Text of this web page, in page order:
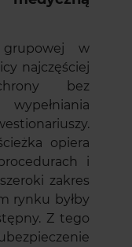
w
najczęściej
bez
opiera
i
zakres
rynku byłby
Z tego